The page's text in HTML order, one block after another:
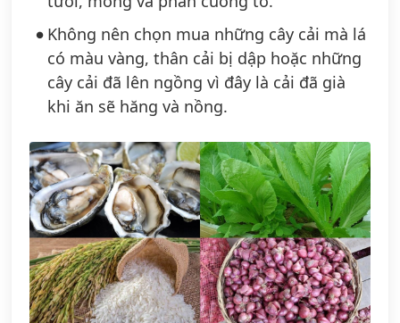
Không nên chọn mua những cây cải mà lá
có màu vàng, thân cải bị dập hoặc những
cây cải đã lên ngồng vì đây là cải đã già
khi ăn sẽ hăng và nồng.